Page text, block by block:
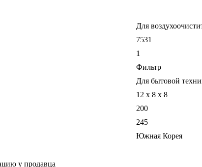
Для
7531
1
Фильтр
Для бытовой
12 x 8 x 8
200
245
Южная Корея
у продавца